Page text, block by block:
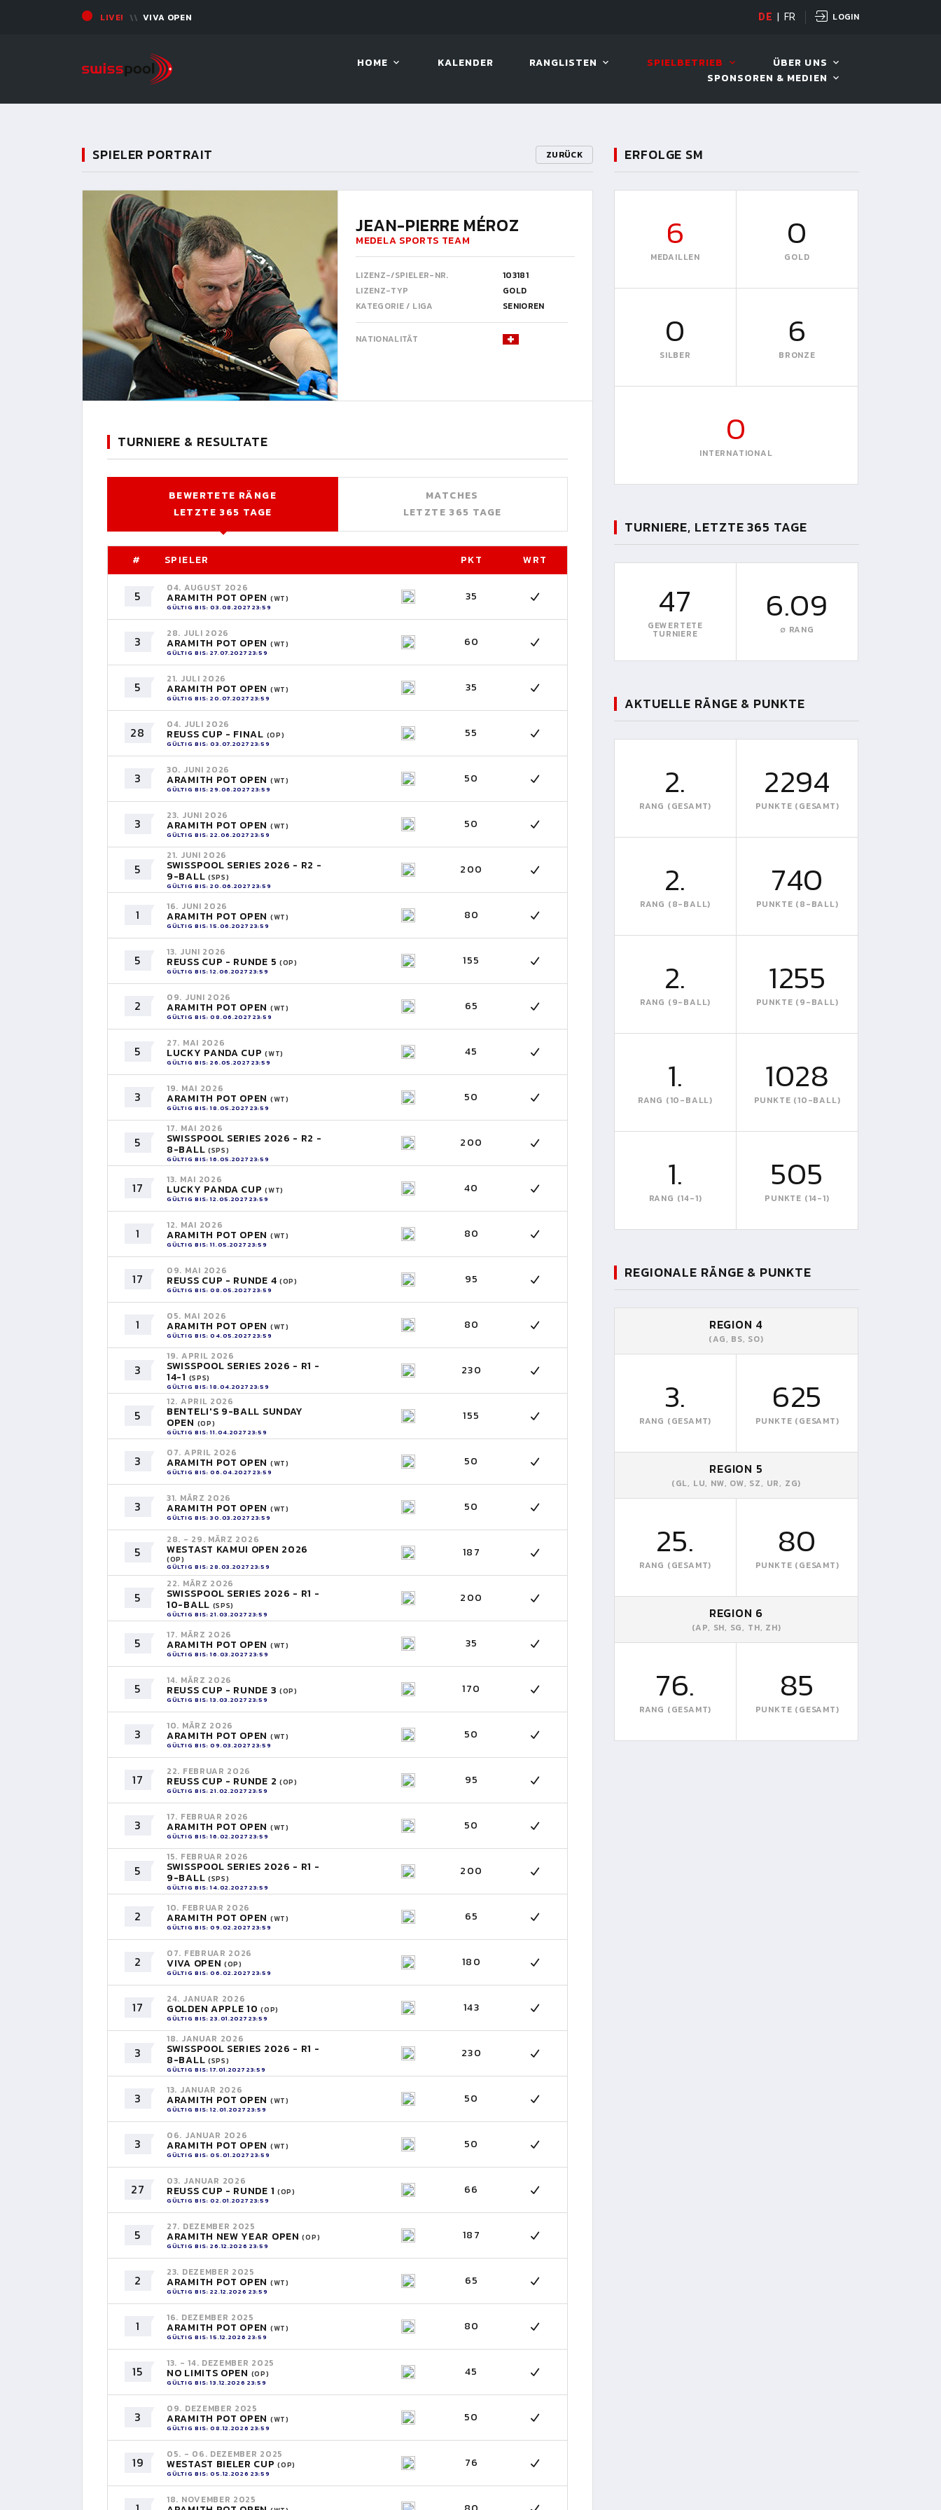
LIVE! VIVA OPEN LIVE! VIVA OPEN
DE FR LOGIN
HOME KALENDER RANGLISTEN SPIELBETRIEB
ÜBER UNS
SPONSOREN & MEDIEN
SPIELER PORTRAIT ZURÜCK
11
JEAN-PIERRE MÉROZ
MEDELA SPORTS TEAM
LIZENZ-/SPIELER-NR.
103181
LIZENZ-TYP
GOLD
KATEGORIE / LIGA
SENIOREN
NATIONALITÄT
TURNIERE & RESULTATE
BEWERTETE RÄNGE
LETZTE 365 TAGE
MATCHES
LETZTE 365 TAGE
# SPIELER PKT WRT
5
04. AUGUST 2026
ARAMITH POT OPEN (WT)
GÜLTIG BIS: 03.08.2027 23:59
35
3
28. JULI 2026
ARAMITH POT OPEN (WT)
GÜLTIG BIS: 27.07.2027 23:59
60
5
21. JULI 2026
ARAMITH POT OPEN (WT)
GÜLTIG BIS: 20.07.2027 23:59
35
28
04. JULI 2026
REUSS CUP - FINAL (OP)
GÜLTIG BIS: 03.07.2027 23:59
55
3
30. JUNI 2026
ARAMITH POT OPEN (WT)
GÜLTIG BIS: 29.06.2027 23:59
50
3
23. JUNI 2026
ARAMITH POT OPEN (WT)
GÜLTIG BIS: 22.06.2027 23:59
50
5
21. JUNI 2026
SWISSPOOL SERIES 2026 - R2 -
9-BALL (SPS)
GÜLTIG BIS: 20.06.2027 23:59
200
1
16. JUNI 2026
ARAMITH POT OPEN (WT)
GÜLTIG BIS: 15.06.2027 23:59
80
5
13. JUNI 2026
REUSS CUP - RUNDE 5 (OP)
GÜLTIG BIS: 12.06.2027 23:59
155
2
09. JUNI 2026
ARAMITH POT OPEN (WT)
GÜLTIG BIS: 08.06.2027 23:59
65
5
27. MAI 2026
LUCKY PANDA CUP(WT)
GÜLTIG BIS: 26.05.2027 23:59
45
3
19. MAI 2026
ARAMITH POT OPEN (WT)
GÜLTIG BIS: 18.05.2027 23:59
50
5
17. MAI 2026
SWISSPOOL SERIES 2026 - R2 -
8-BALL (SPS)
GÜLTIG BIS: 16.05.2027 23:59
200
17
13. MAI 2026
LUCKY PANDA CUP(WT)
GÜLTIG BIS: 12.05.2027 23:59
40
1
12. MAI 2026
ARAMITH POT OPEN (WT)
GÜLTIG BIS: 11.05.2027 23:59
80
17
09. MAI 2026
REUSS CUP - RUNDE 4 (OP)
GÜLTIG BIS: 08.05.2027 23:59
95
1
05. MAI 2026
ARAMITH POT OPEN (WT)
GÜLTIG BIS: 04.05.2027 23:59
80
3
19. APRIL 2026
SWISSPOOL SERIES 2026 - R1 -
14-1 (SPS)
GÜLTIG BIS: 18.04.2027 23:59
230
5
12. APRIL 2026
BENTELI'S 9-BALL SUNDAY
OPEN (OP)
GÜLTIG BIS: 11.04.2027 23:59
155
3
07. APRIL 2026
ARAMITH POT OPEN (WT)
GÜLTIG BIS: 06.04.2027 23:59
50
3
31. MÄRZ 2026
ARAMITH POT OPEN (WT)
GÜLTIG BIS: 30.03.2027 23:59
50
5
28. - 29. MÄRZ 2026
WESTAST KAMUI OPEN 2026
(OP)
GÜLTIG BIS: 28.03.2027 23:59
187
5
22. MÄRZ 2026
SWISSPOOL SERIES 2026 - R1 -
10-BALL (SPS)
GÜLTIG BIS: 21.03.2027 23:59
200
5
17. MÄRZ 2026
ARAMITH POT OPEN (WT)
GÜLTIG BIS: 16.03.2027 23:59
35
5
14. MÄRZ 2026
REUSS CUP - RUNDE 3 (OP)
GÜLTIG BIS: 13.03.2027 23:59
170
3
10. MÄRZ 2026
ARAMITH POT OPEN (WT)
GÜLTIG BIS: 09.03.2027 23:59
50
17
22. FEBRUAR 2026
REUSS CUP - RUNDE 2 (OP)
GÜLTIG BIS: 21.02.2027 23:59
95
3
17. FEBRUAR 2026
ARAMITH POT OPEN (WT)
GÜLTIG BIS: 16.02.2027 23:59
50
5
15. FEBRUAR 2026
SWISSPOOL SERIES 2026 - R1 -
9-BALL (SPS)
GÜLTIG BIS: 14.02.2027 23:59
200
2
10. FEBRUAR 2026
ARAMITH POT OPEN (WT)
GÜLTIG BIS: 09.02.2027 23:59
65
2
07. FEBRUAR 2026
VIVA OPEN (OP)
GÜLTIG BIS: 06.02.2027 23:59
180
17
24. JANUAR 2026
GOLDEN APPLE 10(OP)
GÜLTIG BIS: 23.01.2027 23:59
143
3
18. JANUAR 2026
SWISSPOOL SERIES 2026 - R1 -
8-BALL (SPS)
GÜLTIG BIS: 17.01.2027 23:59
230
3
13. JANUAR 2026
ARAMITH POT OPEN (WT)
GÜLTIG BIS: 12.01.2027 23:59
50
3
06. JANUAR 2026
ARAMITH POT OPEN (WT)
GÜLTIG BIS: 05.01.2027 23:59
50
27
03. JANUAR 2026
REUSS CUP - RUNDE 1 (OP)
GÜLTIG BIS: 02.01.2027 23:59
66
5
27. DEZEMBER 2025
ARAMITH NEW YEAR OPEN(OP)
GÜLTIG BIS: 26.12.2026 23:59
187
2
23. DEZEMBER 2025
ARAMITH POT OPEN (WT)
GÜLTIG BIS: 22.12.2026 23:59
65
1
16. DEZEMBER 2025
ARAMITH POT OPEN (WT)
GÜLTIG BIS: 15.12.2026 23:59
80
15
13. - 14. DEZEMBER 2025
NO LIMITS OPEN (OP)
GÜLTIG BIS: 13.12.2026 23:59
45
3
09. DEZEMBER 2025
ARAMITH POT OPEN (WT)
GÜLTIG BIS: 08.12.2026 23:59
50
19
05. - 06. DEZEMBER 2025
WESTAST BIELER CUP(OP)
GÜLTIG BIS: 05.12.2026 23:59
76
18. NOVEMBER 2025
ERFOLGE SM
6
MEDAILLEN
0
GOLD
0
SILBER
6
BRONZE
0
INTERNATIONAL
TURNIERE, LETZTE 365 TAGE
47
GEWERTETE
TURNIERE
6.09
∅ RANG
AKTUELLE RÄNGE & PUNKTE
2.
RANG (GESAMT)
2294
PUNKTE (GESAMT)
2.
RANG (8-BALL)
740
PUNKTE (8-BALL)
2.
RANG (9-BALL)
1255
PUNKTE (9-BALL)
1.
RANG (10-BALL)
1028
PUNKTE (10-BALL)
1.
RANG (14-1)
505
PUNKTE (14-1)
REGIONALE RÄNGE & PUNKTE
REGION 4
(AG, BS, SO)
3.
RANG (GESAMT)
625
PUNKTE (GESAMT)
REGION 5
(GL, LU, NW, OW, SZ, UR, ZG)
25.
RANG (GESAMT)
80
PUNKTE (GESAMT)
REGION 6
(AP, SH, SG, TH, ZH)
76.
RANG (GESAMT)
85
PUNKTE (GESAMT)